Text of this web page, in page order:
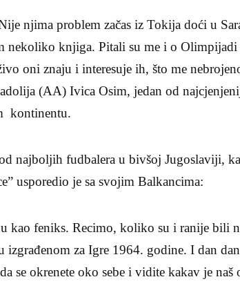
njima problem začas iz Tokija doći u
nekoliko knjiga. Pitali su me i o
oni znaju i interesuje ih, što me
(AA) Ivica Osim, jedan od
kontinentu.
najboljih fudbalera u bivšoj Jugoslaviji,
usporedio je sa svojim Balkancima:
kao feniks. Recimo, koliko su i ranije bili
za Igre 1964. godine. I dan
se okrenete oko sebe i vidite kakav je